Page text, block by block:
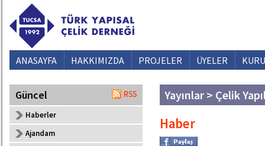
ANASAYFA HAKKIMIZDA PROJELER ÜYELER
Güncel
Haberler
Ajandam
Yayınlar > Çelik
Haber